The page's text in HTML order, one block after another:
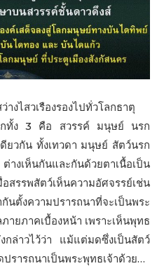
งไสวเรืองรองไปทั่วโลกธาตุ
กทั้ง 3 คือ สวรรค์ มนุษย์ นรก
ยวกัน ทั้งเทวดา มนุษย์ สัตว์นรก
เห็นกันและกันด้วยตาเนื้อเป็น
สรรพสัตว์เห็นความอัศจรรย์เช่น
งความปรารถนาที่จะเป็นพระ
ยภาคเบื้องหน้า เพราะเห็นพุทธ
ล่าวไว้ว่า แม้แต่มดซึ่งเป็นสัตว์
รารถนาเป็นพระพุทธเจ้าด้วย…